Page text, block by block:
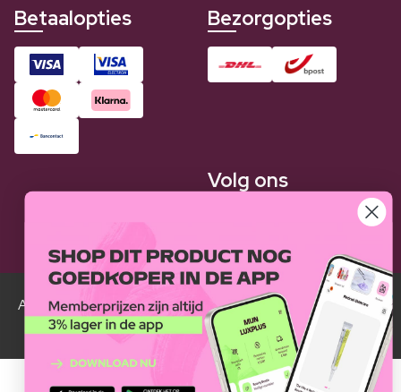
Betaalopties Bezorgopties
Volg ons
Alle Luxplus ledenprijzen zijn weergegeven in vergelijking
met de normale prijzen.